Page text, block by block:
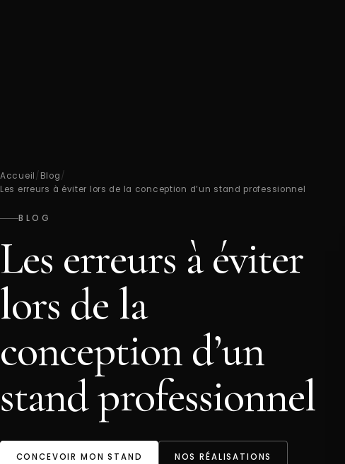
Accueil/ Blog/
Les erreurs à éviter lors de la conception d’un stand professionnel
BLOG
Les erreurs à éviter
lors de la
conception d’un
stand professionnel
CONCEVOIR MON STAND NOS RÉALISATIONS